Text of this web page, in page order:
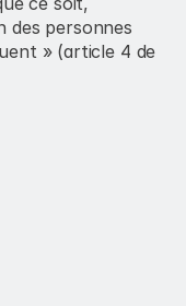
des personnes
» (article 4 de